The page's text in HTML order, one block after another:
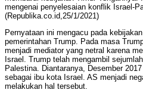
mengenai penyelesaian konflik Israel-
(Republika.co.id,25/1/2021)
Pernyataan ini mengacu pada
pemerintahan Trump. Pada masa
menjadi mediator yang netral karena
Israel. Trump telah mengambil
Palestina. Diantaranya, Desember
sebagai ibu kota Israel. AS menjadi
melakukan hal tersebut.